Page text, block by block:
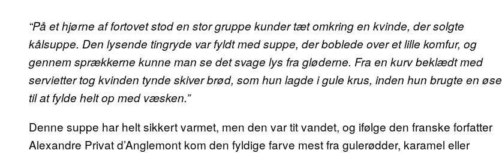
“På et hjørne af fortovet stod en stor gruppe kunder tæt omkring en kvinde, der solgte
kålsuppe. Den lysende tingryde var fyldt med suppe, der boblede over et lille komfur, og
gennem sprækkerne kunne man se det svage lys fra gløderne. Fra en kurv beklædt med
servietter tog kvinden tynde skiver brød, som hun lagde i gule krus, inden hun brugte en øse
til at fylde helt op med væsken.”
Denne suppe har helt sikkert varmet, men den var tit vandet, og ifølge den franske forfatter
Alexandre Privat d’Anglemont kom den fyldige farve mest fra gulerødder, karamel eller